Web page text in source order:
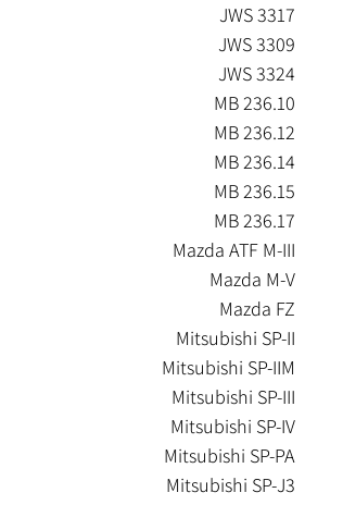
JWS 3317
JWS 3309
JWS 3324
MB 236.10
MB 236.12
MB 236.14
MB 236.15
MB 236.17
Mazda ATF M-III
Mazda M-V
Mazda FZ
Mitsubishi SP-II
Mitsubishi SP-IIM
Mitsubishi SP-III
Mitsubishi SP-IV
Mitsubishi SP-PA
Mitsubishi SP-J3